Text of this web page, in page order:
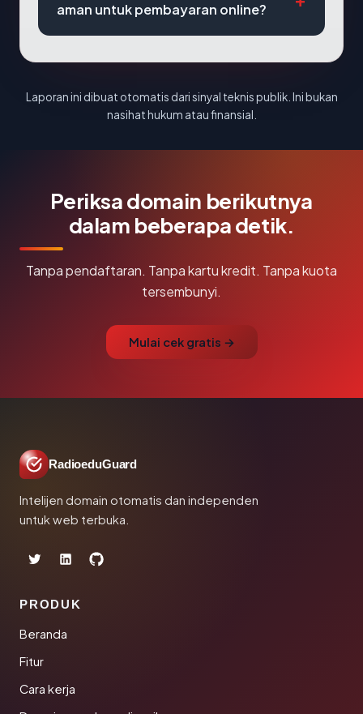
aman untuk pembayaran online?
Laporan ini dibuat otomatis dari sinyal teknis publik. Ini bukan
nasihat hukum atau finansial.
Periksa domain berikutnya
dalam beberapa detik.
Tanpa pendaftaran. Tanpa kartu kredit. Tanpa kuota
tersembunyi.
Mulai cek gratis →
RadioeduGuard
Intelijen domain otomatis dan independen
untuk web terbuka.
PRODUK
Beranda
Fitur
Cara kerja